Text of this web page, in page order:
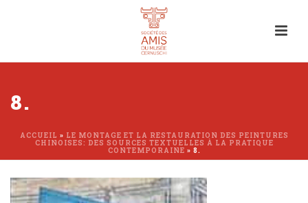
8.
ACCUEIL » LE MONTAGE ET LA RESTAURATION DES PEINTURES
CHINOISES: DES SOURCES TEXTUELLES À LA PRATIQUE
CONTEMPORAINE » 8.